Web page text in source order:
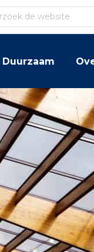
Duurzaam